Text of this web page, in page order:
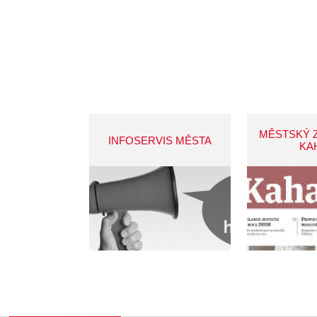
INFOSERVIS MĚSTA
MĚSTSKÝ